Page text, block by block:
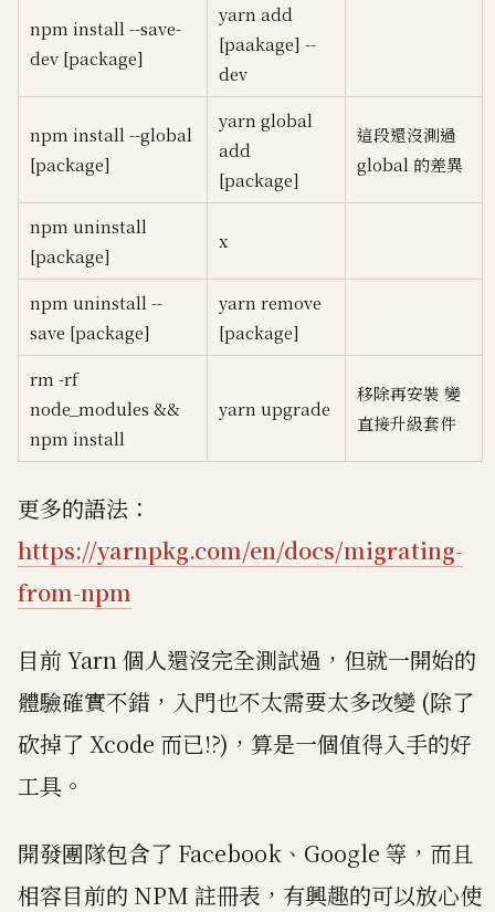
npm install --save-
dev [package]
yarn add
[paakage] --
dev
npm install --global
[package]
yarn global
add
[package]
這段還沒測過
global 的差異
npm uninstall
[package]
x
npm uninstall --
save [package]
yarn remove
[package]
rm -rf
node_modules &&
npm install
yarn upgrade
移除再安裝 變
直接升級套件
更多的語法：
https://yarnpkg.com/en/docs/migrating-
from-npm
目前 Yarn 個人還沒完全測試過，但就一開始的
體驗確實不錯，入門也不太需要太多改變 (除了
砍掉了 Xcode 而已!?)，算是一個值得入手的好
工具。
開發團隊包含了 Facebook、Google 等，而且
相容目前的 NPM 註冊表，有興趣的可以放心使